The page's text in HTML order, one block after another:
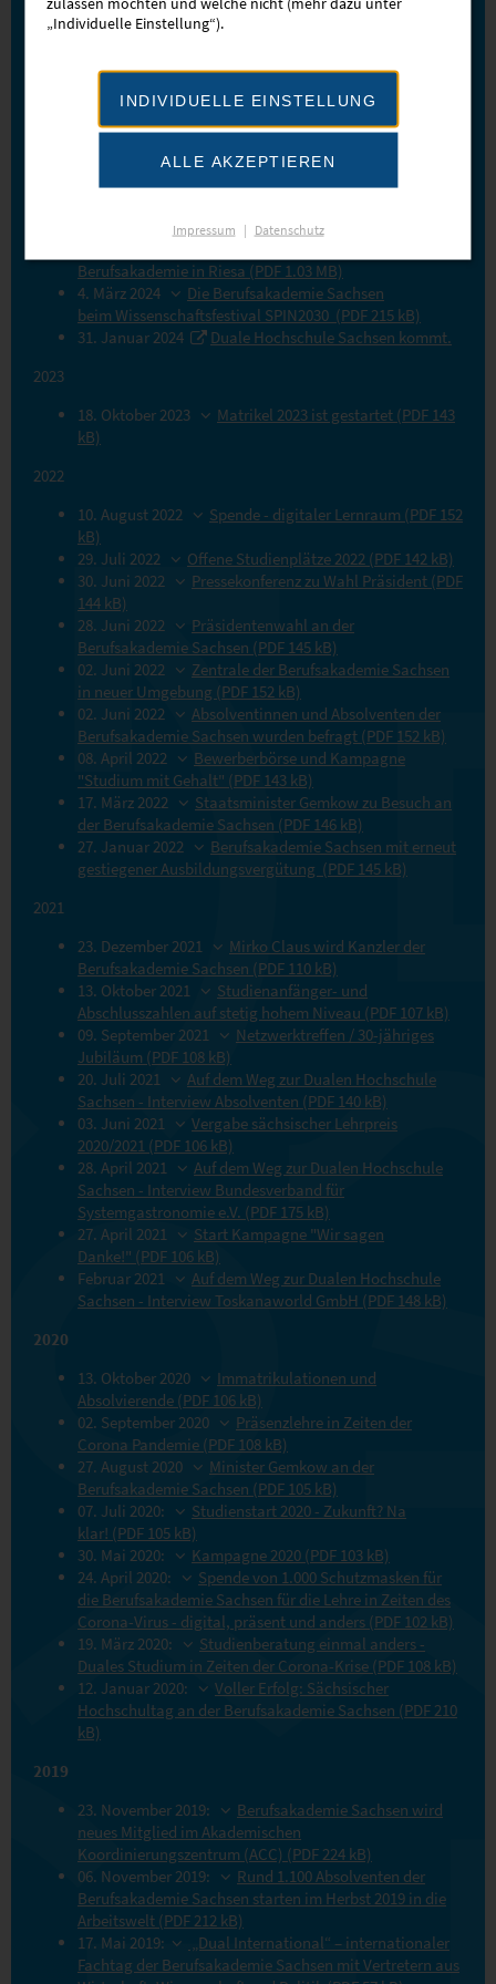
Medieneinladung Plauen, Riesa, Leipzig (PDF 111 kB)
11. April 2024
Fachtagung Physician Assistant in
und Praxis (PDF 1.02 MB)
8. April 2024
Aus BA Sachsen wird DHSN! - SPIN2030.
Sachsen-Tour (PDF 124 kB)
2. April 2024
Dual genial -
steigende Studienvergütung und zufriedene
Gebäude-Energie-W(a)ende und das
Berufsakademie in Riesa (PDF 1.03 MB)
4. März 2024
Die Berufsakademie Sachsen
beim Wissenschaftsfestival SPIN2030 (PDF 215 kB)
31. Januar 2024
Duale Hochschule Sachsen kommt.
2023
18. Oktober 2023
Matrikel 2023 ist gestartet (PDF 143
kB)
2022
10. August 2022
Spende - digitaler Lernraum (PDF 152
kB)
29. Juli 2022
Offene Studienplätze 2022 (PDF 142 kB)
30. Juni 2022
Pressekonferenz zu Wahl Präsident (PDF
144 kB)
28. Juni 2022
Präsidentenwahl an der
Berufsakademie Sachsen (PDF 145 kB)
02. Juni 2022
Zentrale der Berufsakademie Sachsen
in neuer Umgebung (PDF 152 kB)
02. Juni 2022
Absolventinnen und Absolventen der
Berufsakademie Sachsen wurden befragt (PDF 152 kB)
08. April 2022
Bewerberbörse und Kampagne
"Studium mit Gehalt" (PDF 143 kB)
17. März 2022
Staatsminister Gemkow zu Besuch an
der Berufsakademie Sachsen (PDF 146 kB)
27. Januar 2022
Berufsakademie Sachsen mit erneut
gestiegener Ausbildungsvergütung (PDF 145 kB)
2021
23. Dezember 2021
Mirko Claus wird Kanzler der
Berufsakademie Sachsen (PDF 110 kB)
13. Oktober 2021
Studienanfänger- und
Abschlusszahlen auf stetig hohem Niveau (PDF 107 kB)
09. September 2021
Netzwerktreffen / 30-jähriges
Jubiläum (PDF 108 kB)
20. Juli 2021
Auf dem Weg zur Dualen Hochschule
Sachsen - Interview Absolventen (PDF 140 kB)
03. Juni 2021
Vergabe sächsischer Lehrpreis
2020/2021 (PDF 106 kB)
28. April 2021
Auf dem Weg zur Dualen Hochschule
Sachsen - Interview Bundesverband für
Systemgastronomie e.V. (PDF 175 kB)
27. April 2021
Start Kampagne "Wir sagen
Danke!" (PDF 106 kB)
Februar 2021
Auf dem Weg zur Dualen Hochschule
Sachsen - Interview Toskanaworld GmbH (PDF 148 kB)
2020
13. Oktober 2020
Immatrikulationen und
Absolvierende (PDF 106 kB)
02. September 2020
Präsenzlehre in Zeiten der
Corona Pandemie (PDF 108 kB)
27. August 2020
Minister Gemkow an der
Berufsakademie Sachsen (PDF 105 kB)
07. Juli 2020:
Studienstart 2020 - Zukunft? Na
klar! (PDF 105 kB)
30. Mai 2020:
Kampagne 2020 (PDF 103 kB)
24. April 2020:
Spende von 1.000 Schutzmasken für
die Berufsakademie Sachsen für die Lehre in Zeiten des
Corona-Virus - digital, präsent und anders (PDF 102 kB)
19. März 2020:
Studienberatung einmal anders -
Duales Studium in Zeiten der Corona-Krise (PDF 108 kB)
12. Januar 2020:
Voller Erfolg: Sächsischer
Hochschultag an der Berufsakademie Sachsen (PDF 210
kB)
2019
23. November 2019:
Berufsakademie Sachsen wird
neues Mitglied im Akademischen
Koordinierungszentrum (ACC) (PDF 224 kB)
06. November 2019:
Rund 1.100 Absolventen der
Berufsakademie Sachsen starten im Herbst 2019 in die
Arbeitswelt (PDF 212 kB)
17. Mai 2019:
„Dual International“ – internationaler
Fachtag der Berufsakademie Sachsen mit Vertretern aus
„Individuelle Einstellung“).
INDIVIDUELLE EINSTELLUNG
ALLE AKZEPTIEREN
Impressum | Datenschutz